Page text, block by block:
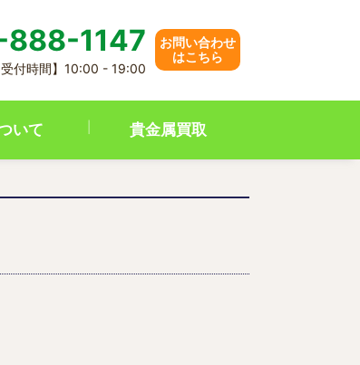
1147
受付時間】10:00 - 19:00
お問い合わせ
はこちら
いて 貴金属買取